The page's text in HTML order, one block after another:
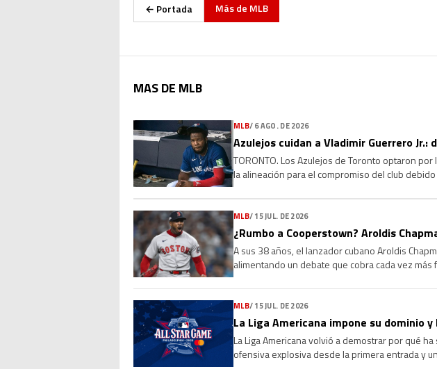
← Portada Más de MLB
MAS DE MLB
MLB/6 AGO. DE 2026
Azulejos cuidan a Vladimir Guerrero
TORONTO. Los Azulejos de Toronto optaron
la alineación para el compromiso del club
MLB/15 JUL. DE 2026
¿Rumbo a Cooperstown? Aroldis
A sus 38 años, el lanzador cubano Aroldis
alimentando un debate que cobra cada vez
MLB/15 JUL. DE 2026
La Liga Americana impone su dominio
La Liga Americana volvió a demostrar por qué
ofensiva explosiva desde la primera entrada y